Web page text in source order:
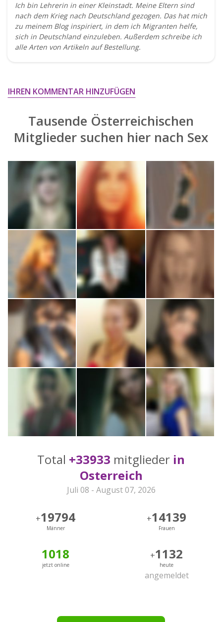
Ich bin Lehrerin in einer Kleinstadt. Meine Eltern sind
nach dem Krieg nach Deutschland gezogen. Das hat mich
zu meinem Blog inspiriert, in dem ich Migranten helfe,
sich in Deutschland einzuleben. Außerdem schreibe ich
alle Arten von Artikeln auf Bestellung.
IHREN KOMMENTAR HINZUFÜGEN
Tausende Österreichischen
Mitglieder suchen hier nach Sex
Total +33933 mitglieder in
Osterreich
Juli 08 - August 07, 2026
+19794
Männer
+14139
Frauen
1018
jetzt online
+1132
heute
angemeldet